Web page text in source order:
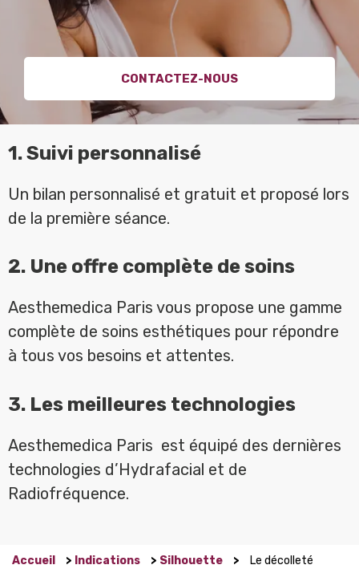
CONTACTEZ-NOUS
1. Suivi personnalisé
Un bilan personnalisé et gratuit et proposé lors
de la première séance.
2. Une offre complète de soins
Aesthemedica Paris vous propose une gamme
complète de soins esthétiques pour répondre
à tous vos besoins et attentes.
3. Les meilleures technologies
Aesthemedica Paris est équipé des dernières
technologies d’Hydrafacial et de
Radiofréquence.
Accueil > Indications > Silhouette > Le décolleté